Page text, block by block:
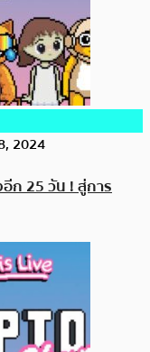
2024
ก 25 วัน ! สู่การ